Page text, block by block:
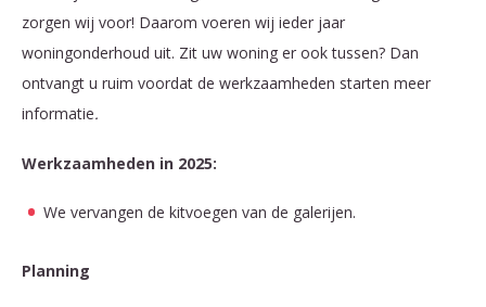
zorgen wij voor! Daarom voeren wij ieder jaar
woningonderhoud uit. Zit uw woning er ook tussen? Dan
ontvangt u ruim voordat de werkzaamheden starten meer
informatie.
Werkzaamheden in 2025:
We vervangen de kitvoegen van de galerijen.
Planning